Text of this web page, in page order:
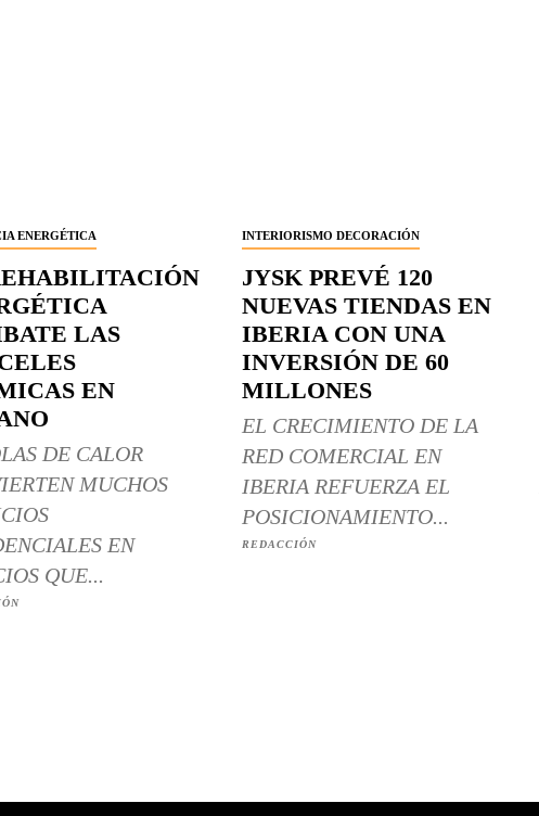
ENERGÉTICA
LAS
EN
DE CALOR
MUCHOS
EN
QUE...
INTERIORISMO DECORACIÓN
JYSK PREVÉ 120
NUEVAS TIENDAS EN
IBERIA CON UNA
INVERSIÓN DE 60
MILLONES
EL CRECIMIENTO DE LA
RED COMERCIAL EN
IBERIA REFUERZA EL
POSICIONAMIENTO...
REDACCIÓN